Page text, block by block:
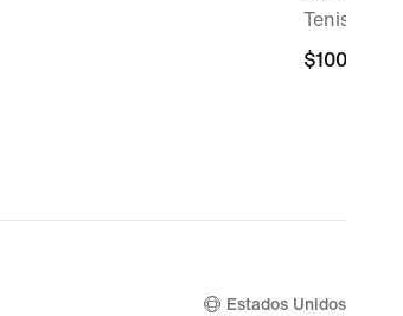
Tenis para
$100.00
$100.00
Estados Unidos